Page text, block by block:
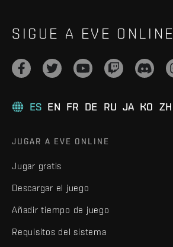
SIGUE A EVE ONLINE
ES EN FR DE RU JA KO ZH
JUGAR A EVE ONLINE
Jugar gratis
Descargar el juego
Añadir tiempo de juego
Requisitos del sistema